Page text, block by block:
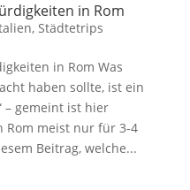
in Rom
, Städtetrips
in Rom Was
haben sollte, ist ein
– gemeint ist hier
Rom meist nur für 3-4
Beitrag, welche...